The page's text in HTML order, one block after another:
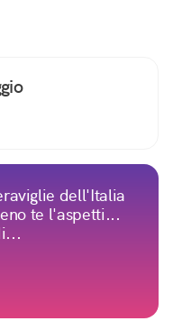
dell'Italia
te l'aspetti...